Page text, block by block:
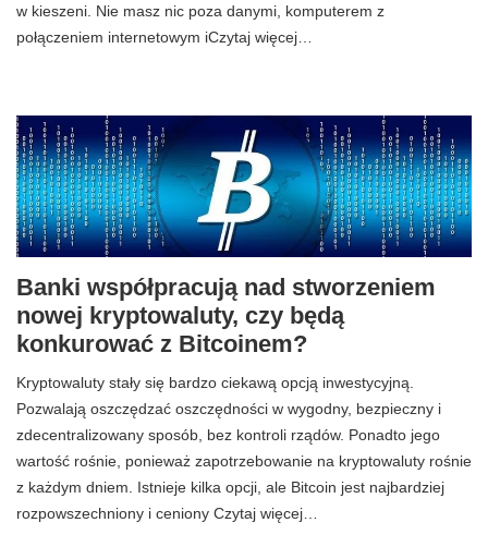
w kieszeni. Nie masz nic poza danymi, komputerem z
połączeniem internetowym iCzytaj więcej…
Banki współpracują nad stworzeniem
nowej kryptowaluty, czy będą
konkurować z Bitcoinem?
Kryptowaluty stały się bardzo ciekawą opcją inwestycyjną.
Pozwalają oszczędzać oszczędności w wygodny, bezpieczny i
zdecentralizowany sposób, bez kontroli rządów. Ponadto jego
wartość rośnie, ponieważ zapotrzebowanie na kryptowaluty rośnie
z każdym dniem. Istnieje kilka opcji, ale Bitcoin jest najbardziej
rozpowszechniony i ceniony Czytaj więcej…